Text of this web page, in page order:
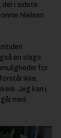
der i sidste
Nielsen
en slags
for
ikke,
Jeg kan i
med